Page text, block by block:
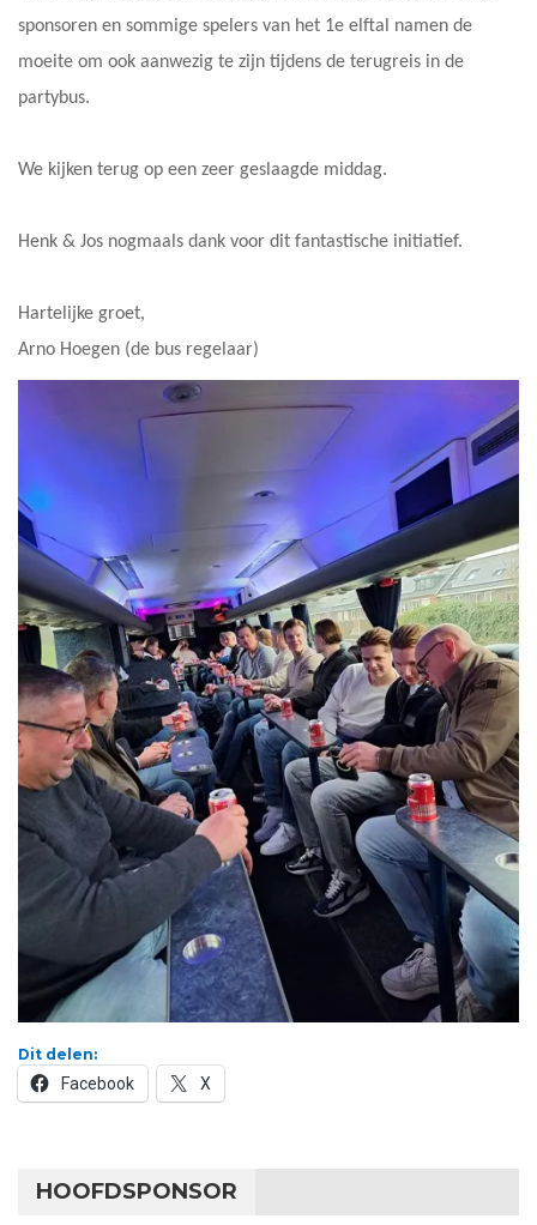
sponsoren en sommige spelers van het 1e elftal namen de
moeite om ook aanwezig te zijn tijdens de terugreis in de
partybus.
We kijken terug op een zeer geslaagde middag.
Henk & Jos nogmaals dank voor dit fantastische initiatief.
Hartelijke groet,
Arno Hoegen (de bus regelaar)
Dit delen:
Facebook X
HOOFDSPONSOR